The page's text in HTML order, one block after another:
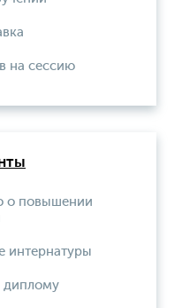
на сессию
о повышении
интернатуры
диплому